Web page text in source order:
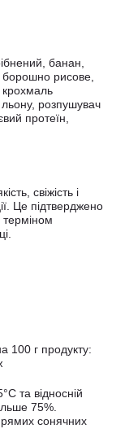
банан,
рисове,
крохмаль
льону, розпушувач
протеїн,
свіжість і
Це підтверджено
100 г продукту:
та відносній
75%.
сонячних